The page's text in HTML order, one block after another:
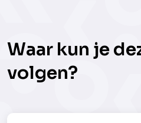
Waar kun je
volgen?